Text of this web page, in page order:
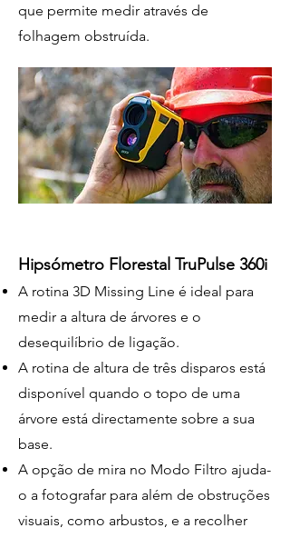
que permite medir através de
folhagem obstruída.
Hipsómetro Florestal TruPulse 360i
A rotina 3D Missing Line é ideal para
medir a altura de árvores e o
desequilíbrio de ligação.
A rotina de altura de três disparos está
disponível quando o topo de uma
árvore está directamente sobre a sua
base.
A opção de mira no Modo Filtro ajuda-
o a fotografar para além de obstruções
visuais, como arbustos, e a recolher